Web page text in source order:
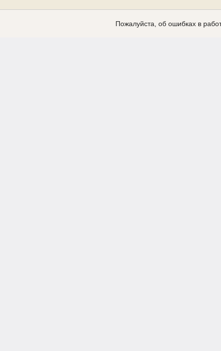
Пожалуйста, об ошибках в